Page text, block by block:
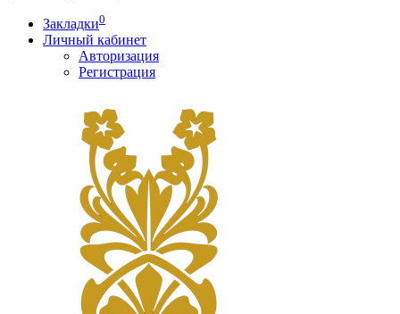
Закладки0
Личный кабинет
Авторизация
Регистрация